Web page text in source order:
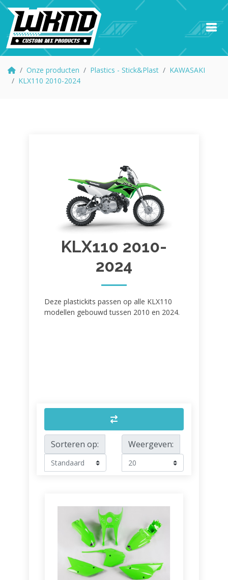
Onze producten Plastics - Stick&Plast
KAWASAKI
KLX110 2010-2024
KLX110 2010-
2024
Deze plastickits passen op alle KLX110
modellen gebouwd tussen 2010 en 2024.
Sorteren op: Weergeven: